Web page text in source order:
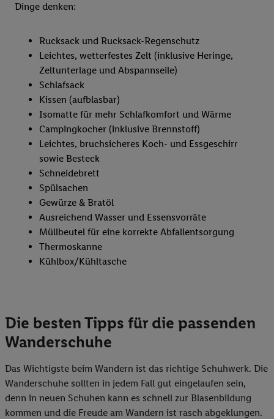
Dinge denken:
Rucksack und Rucksack-Regenschutz
Leichtes, wetterfestes Zelt (inklusive Heringe,
Zeltunterlage und Abspannseile)
Schlafsack
Kissen (aufblasbar)
Isomatte für mehr Schlafkomfort und Wärme
Campingkocher (inklusive Brennstoff)
Leichtes, bruchsicheres Koch- und Essgeschirr
sowie Besteck
Schneidebrett
Spülsachen
Gewürze & Bratöl
Ausreichend Wasser und Essensvorräte
Müllbeutel für eine korrekte Abfallentsorgung
Thermoskanne
Kühlbox/Kühltasche
Die besten Tipps für die passenden
Wanderschuhe
Das Wichtigste beim Wandern ist das richtige Schuhwerk. Die
Wanderschuhe sollten in jedem Fall gut eingelaufen sein,
denn in neuen Schuhen kann es schnell zur Blasenbildung
kommen und die Freude am Wandern ist rasch abgeklungen.